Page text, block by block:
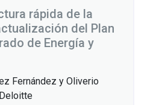
rápida de la
del Plan
de Energía y
Fernández y Oliverio